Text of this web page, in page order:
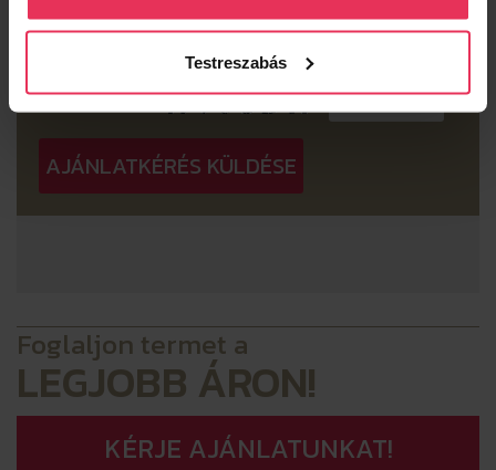
Testreszabás
BIZTONSÁGI KÓD
AJÁNLATKÉRÉS KÜLDÉSE
Foglaljon termet a
LEGJOBB ÁRON!
KÉRJE AJÁNLATUNKAT!